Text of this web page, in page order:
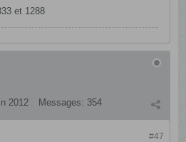
et 1288
2012 Messages: 354
#47